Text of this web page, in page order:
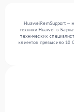
HuaweiRemSupport —
техники Huawei в
технических
клиентов превысило 10
Ежемесячно в
работаем с широким